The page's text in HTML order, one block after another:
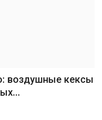
воздушные кексы